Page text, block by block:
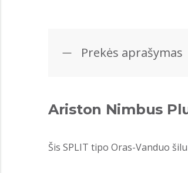
Prekės aprašymas
Ariston Nimbus
Šis SPLIT tipo Oras-Vanduo